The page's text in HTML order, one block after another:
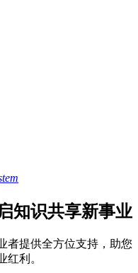
知识共享新事业
者提供全方位支持，助您
红利。